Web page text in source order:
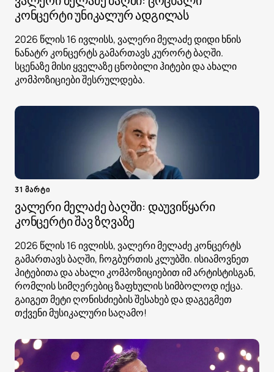
კონცერტი უნიკალურ ადგილას
2026 წლის 16 ივლისს, ვალერი მელაძე დიდი ხნის
ნანატრ კონცერტს გამართავს კურორტ ბაღში.
სცენაზე მისი ყველაზე ცნობილი ჰიტები და ახალი
კომპოზიციები შესრულდება.
31 მარტი
ვალერი მელაძე ბაღში: დაუვიწყარი
კონცერტი შავ ზღვაზე
2026 წლის 16 ივლისს, ვალერი მელაძე კონცერტს
გამართავს ბაღში, ჩოგბურთის კლუბში. ისიამოვნეთ
ჰიტებითა და ახალი კომპოზიციებით იმ არტისტისგან,
რომლის სიმღერებიც ზაფხულის სიმბოლოდ იქცა.
გაიგეთ მეტი ღონისძიების შესახებ და დაგეგმეთ
თქვენი მუსიკალური საღამო!